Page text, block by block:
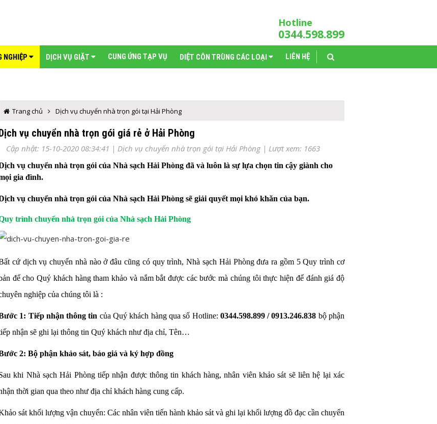
Hotline
0344.598.899
NGHIỆP DỊCH VỤ GIẶT CUNG ỨNG TẠP VỤ DIỆT CÔN TRÙNG CÁC LOẠI LIÊN HỆ
Trang chủ Dịch vụ chuyển nhà trọn gói tại Hải Phòng
vụ chuyển nhà trọn gói giá rẻ ở Hải Phòng
Cập nhật: 15-10-2020 08:34:41 | Dịch vụ chuyển nhà trọn gói tại Hải Phòng | Lượt xem: 1663
vụ chuyển nhà trọn gói của Nhà sạch Hải Phòng đã và luôn là sự lựa chọn tin cậy giành cho
gia đình.
vụ chuyển nhà trọn gói của Nhà sạch Hải Phòng sẽ giải quyết mọi khó khăn của bạn.
trình chuyển nhà trọn gói của Nhà sạch Hải Phòng
cứ dịch vụ chuyển nhà nào ở đâu cũng có quy trình, Nhà sạch Hải Phòng đưa ra gồm 5 Quy trình cơ
để cho Quý khách hàng tham khảo và nắm bắt được các bước mà chúng tôi thực hiện để đánh giá độ
nghiệp của chúng tôi là :
1: Tiếp nhận thông tin của Quý khách hàng qua số Hotline: 0344.598.899 / 0913.246.838 bộ phận
nhận sẽ ghi lại thông tin Quý khách như địa chỉ, Tên…
2: Bộ phận khảo sát, báo giá và ký hợp đồng
khi Nhà sạch Hải Phòng tiếp nhận được thông tin khách hàng, nhân viên khảo sát sẽ liên hệ lại xác
thời gian qua theo như địa chỉ khách hàng cung cấp.
sát khối lượng vận chuyển: Các nhân viên tiến hành khảo sát và ghi lại khối lượng đồ đạc cần chuyển